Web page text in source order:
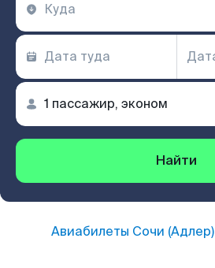
Найти
Авиабилеты Сочи (Адлер)